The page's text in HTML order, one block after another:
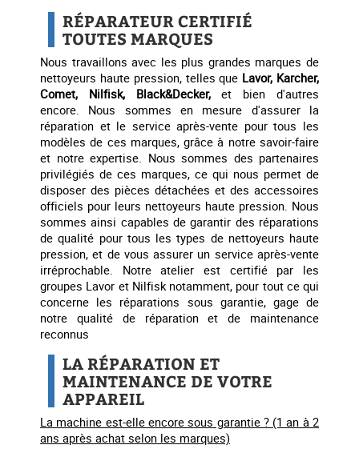
RÉPARATEUR CERTIFIÉ
TOUTES MARQUES
Nous travaillons avec les plus grandes marques de
nettoyeurs haute pression, telles que Lavor, Karcher,
Comet, Nilfisk, Black&Decker,et bien d'autres
encore. Nous sommes en mesure d'assurer la
réparation et le service après-vente pour tous les
modèles de ces marques, grâce à notre savoir-faire
et notre expertise. Nous sommes des partenaires
privilégiés de ces marques, ce qui nous permet de
disposer des pièces détachées et des accessoires
officiels pour leurs nettoyeurs haute pression. Nous
sommes ainsi capables de garantir des réparations
de qualité pour tous les types de nettoyeurs haute
pression, et de vous assurer un service après-vente
irréprochable. Notre atelier est certifié par les
groupes Lavor et Nilfisk notamment, pour tout ce qui
concerne les réparations sous garantie, gage de
notre qualité de réparation et de maintenance
reconnus
LA RÉPARATION ET
MAINTENANCE DE VOTRE
APPAREIL
La machine est-elle encore sous garantie ? (1 an à 2
ans après achat selon les marques)